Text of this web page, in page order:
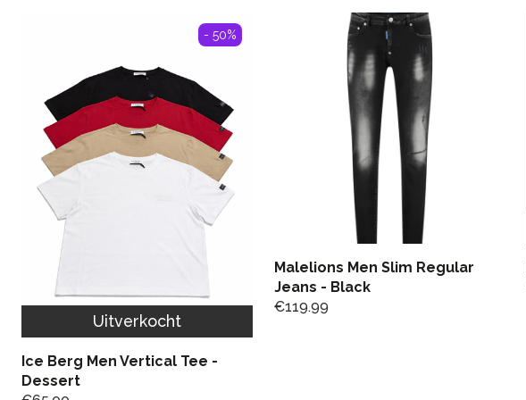
Uitverkocht
- 50%
Ice Berg Men Vertical Tee -
Dessert
Malelions Men Slim Regular
Jeans - Black
€119.99